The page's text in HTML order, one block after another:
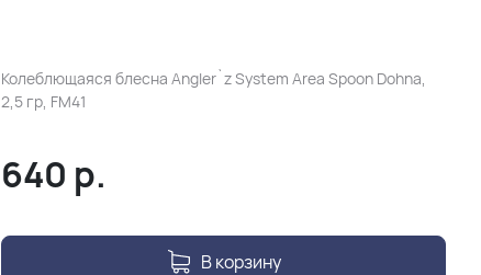
Колеблющаяся блесна Angler`z System Area Spoon Dohna,
2,5 гр, FM41
640 р.
В корзину